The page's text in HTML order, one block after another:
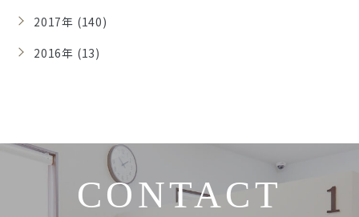
2017年 (140)
2016年 (13)
CONTACT